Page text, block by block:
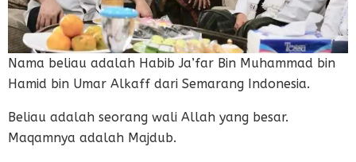
Nama beliau adalah Habib Ja’far Bin Muhammad bin
Hamid bin Umar Alkaff dari Semarang Indonesia.
Beliau adalah seorang wali Allah yang besar.
Maqamnya adalah Majdub.